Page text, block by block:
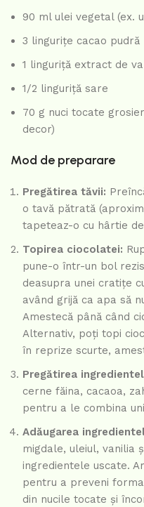
90 ml ulei vegetal (ex.
3 lingurițe cacao pudră
1 linguriță extract de
1/2 linguriță sare
70 g nuci tocate
decor)
Mod de preparare
Pregătirea tăvii:
o tavă pătrată
tapeteaz-o cu hârtie
Topirea ciocolatei:
pune-o într-un bol
deasupra unei cratițe
având grijă ca apa să
Amestecă până când
Alternativ, poți topi
în reprize scurte,
Pregătirea
cerne făina, cacaoa,
pentru a le combina
Adăugarea
migdale, uleiul, vanilia
ingredientele uscate.
pentru a preveni
din nucile tocate și